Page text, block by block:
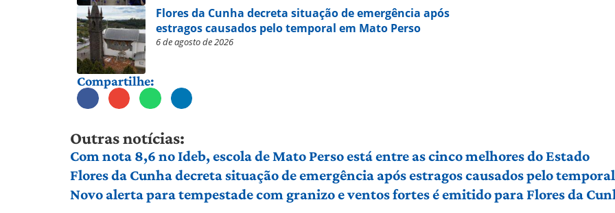
Flores da Cunha decreta situação de emergência após
estragos causados pelo temporal em Mato Perso
6 de agosto de 2026
Compartilhe:
Outras notícias:
Com nota 8,6 no Ideb, escola de Mato Perso está entre as cinco melhores do Estado
Flores da Cunha decreta situação de emergência após estragos causados pelo
Novo alerta para tempestade com granizo e ventos fortes é emitido para Flores da